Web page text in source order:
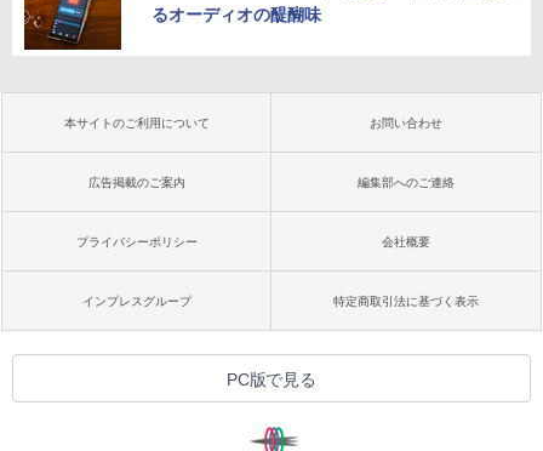
るオーディオの醍醐味
本サイトのご利用について お問い合わせ
広告掲載のご案内 編集部へのご連絡
プライバシーポリシー 会社概要
インプレスグループ 特定商取引法に基づく表示
PC版で見る